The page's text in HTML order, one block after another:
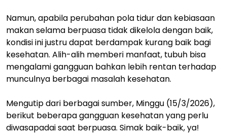
Namun, apabila perubahan pola tidur dan kebiasaan
makan selama berpuasa tidak dikelola dengan baik,
kondisi ini justru dapat berdampak kurang baik bagi
kesehatan. Alih-alih memberi manfaat, tubuh bisa
mengalami gangguan bahkan lebih rentan terhadap
munculnya berbagai masalah kesehatan.
Mengutip dari berbagai sumber, Minggu (15/3/2026),
berikut beberapa gangguan kesehatan yang perlu
diwasapadai saat berpuasa. Simak baik-baik, ya!